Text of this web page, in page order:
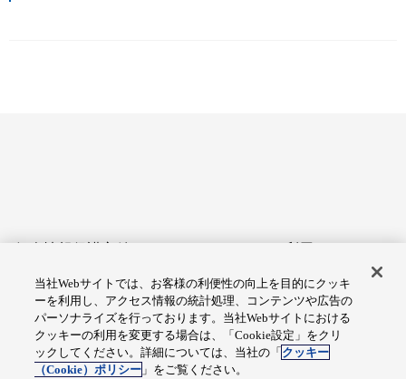
アクセシビリティへの対応
Cookie設定
総合サイトマップ
当社Webサイトでは、お客様の利便性の向上を目的にクッキ
ーを利用し、アクセス情報の統計処理、コンテンツや広告の
パーソナライズを行っております。当社Webサイトにおける
クッキーの利用を変更する場合は、「Cookie設定」をクリ
ックしてください。詳細については、当社の「 クッキー
（Cookie）ポリシー 」をご覧ください。